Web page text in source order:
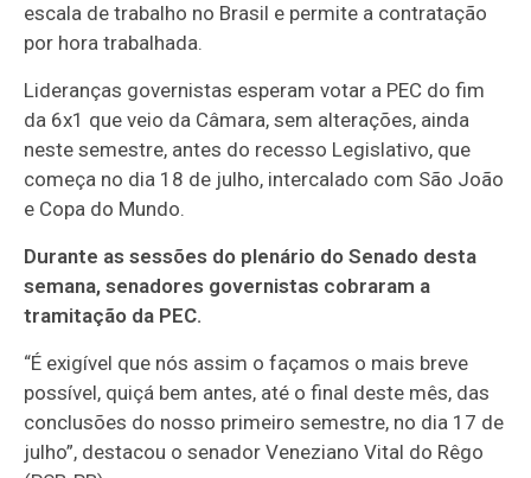
escala de trabalho no Brasil e permite a contratação
por hora trabalhada.
Lideranças governistas esperam votar a PEC do fim
da 6x1 que veio da Câmara, sem alterações, ainda
neste semestre, antes do recesso Legislativo, que
começa no dia 18 de julho, intercalado com São João
e Copa do Mundo.
Durante as sessões do plenário do Senado desta
semana, senadores governistas cobraram a
tramitação da PEC.
“É exigível que nós assim o façamos o mais breve
possível, quiçá bem antes, até o final deste mês, das
conclusões do nosso primeiro semestre, no dia 17 de
julho”, destacou o senador Veneziano Vital do Rêgo